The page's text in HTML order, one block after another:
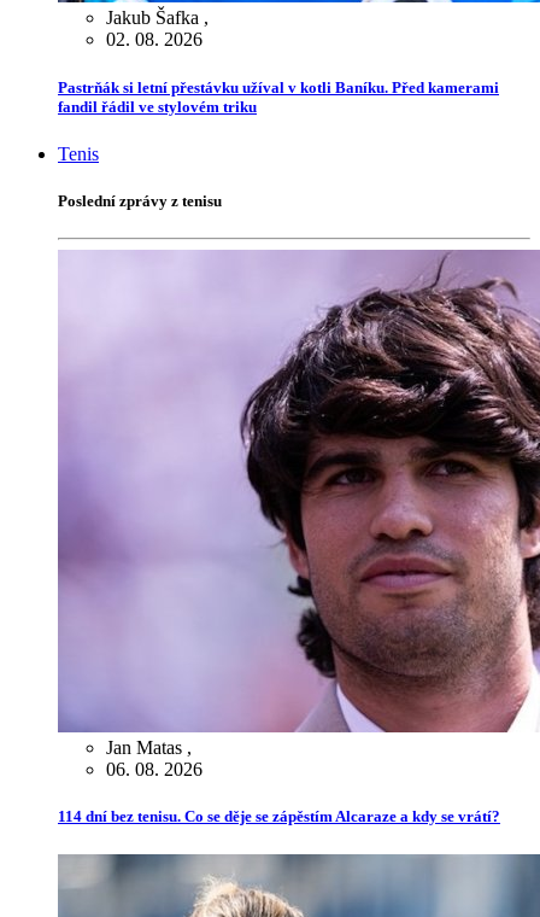
Jakub Šafka ,
02. 08. 2026
Pastrňák si letní přestávku užíval v kotli Baníku. Před kamerami
fandil řádil ve stylovém triku
Tenis
Poslední zprávy z tenisu
Jan Matas ,
06. 08. 2026
114 dní bez tenisu. Co se děje se zápěstím Alcaraze a kdy se vrátí?